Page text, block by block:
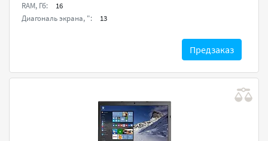
RAM, Гб:
16
Диагональ экрана, ":
13
Предзаказ